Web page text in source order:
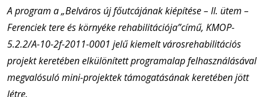
A program a „Belváros új főutcájának kiépítése – II. ütem –
Ferenciek tere és környéke rehabilitációja”című, KMOP-
5.2.2/A-10-2f-2011-0001 jelű kiemelt városrehabilitációs
projekt keretében elkülönített programalap felhasználásával
megvalósuló mini-projektek támogatásának keretében jött
létre.